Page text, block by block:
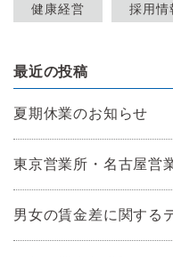
健康経営 採用情
最近の投稿
夏期休業のお知らせ
東京営業所・名古屋営
男女の賃金差に関する